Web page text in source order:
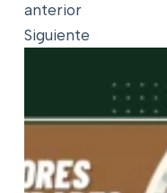
anterior
Siguiente